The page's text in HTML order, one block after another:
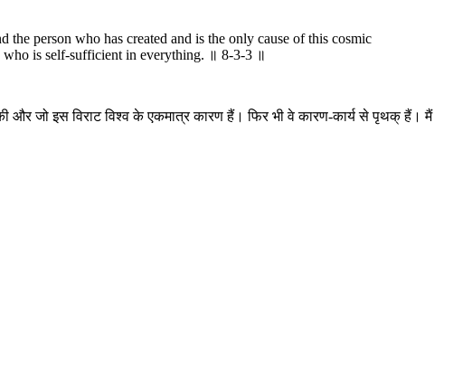
person who has created and is the only cause of this cosmic
who is self-sufficient in everything. ॥ 8-3-3 ॥
और जो इस विराट विश्व के एकमात्र कारण हैं। फिर भी वे कारण-कार्य से पृथक् हैं। मैं